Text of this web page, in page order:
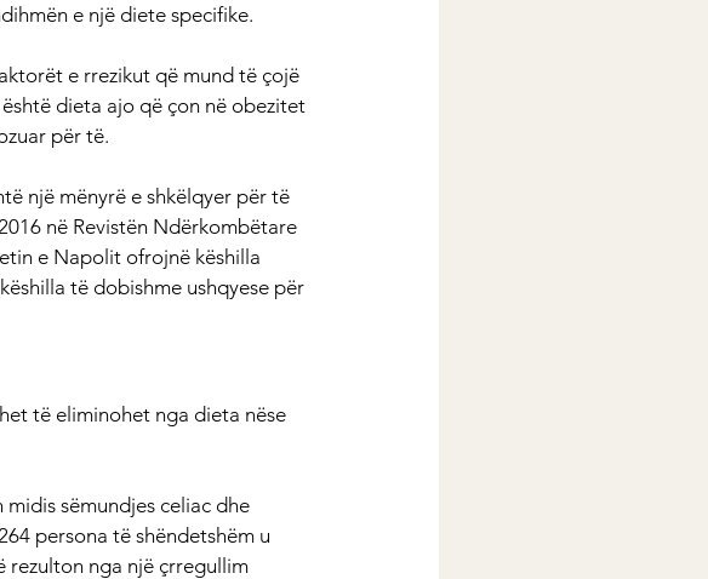
e një diete specifike.
e rrezikut që mund të çojë
dieta ajo që çon në obezitet
për të.
një mënyrë e shkëlqyer për të
në Revistën Ndërkombëtare
e Napolit ofrojnë këshilla
të dobishme ushqyese për
të eliminohet nga dieta nëse
sëmundjes celiac dhe
persona të shëndetshëm u
rezulton nga një çrregullim